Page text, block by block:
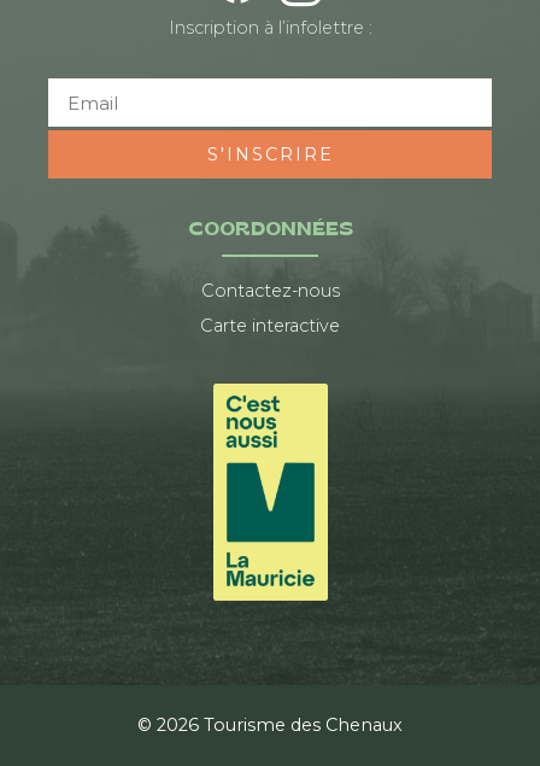
COORDONNÉES
Contactez-nous
Carte interactive
Inscription à l’infolettre :
S'INSCRIRE
© 2026 Tourisme des Chenaux